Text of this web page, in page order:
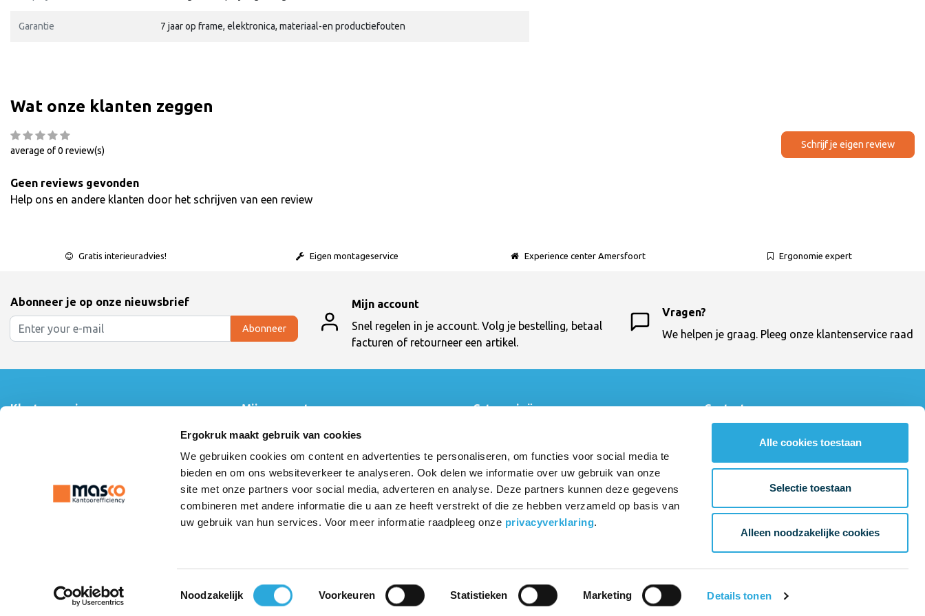
Ergokruk maakt gebruik van cookies
We gebruiken cookies om content en advertenties te personaliseren, om functies voor social media te
bieden en om ons websiteverkeer te analyseren. Ook delen we informatie over uw gebruik van onze
site met onze partners voor social media, adverteren en analyse. Deze partners kunnen deze gegevens
combineren met andere informatie die u aan ze heeft verstrekt of die ze hebben verzameld op basis van
uw gebruik van hun services. Voor meer informatie raadpleeg onze privacyverklaring.
Toestemmingsselectie
Noodzakelijk Voorkeuren Statistieken Marketing Details tonen
Alle cookies toestaan
Selectie toestaan
Alleen noodzakelijke cookies
Garantie 7 jaar op frame, elektronica, materiaal-en productiefouten
Wat onze klanten zeggen
average of 0 review(s)
Schrijf je eigen review
Geen reviews gevonden
Help ons en andere klanten door het schrijven van een review
Gratis interieuradvies! Eigen montageservice Experience center Amersfoort Ergonomie expert
Abonneer je op onze nieuwsbrief
Abonneer
Mijn account
Snel regelen in je account. Volg je bestelling, betaal
facturen of retourneer een artikel.
Vragen?
We helpen je graag. Pleeg onze klantenservice raad
Klantenservice
Montage instructie
Betaalmethoden
Mijn account
Mijn bestellingen
Mijn verlanglijst
Vergelijk producten
Categorieën
Bureau
Muvman
3Dee
Oyo
Top 10
Contactgegevens
Ergokruk
033 - 460 64 10
3812 RN Amersfoort
KvK Number: 31042815
BTW-number: NL804037589B01
© Copyright 2026 - Ergokruk | Realisatie
InStijl Media